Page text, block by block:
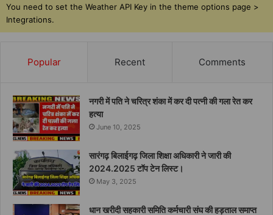
You need to set the Weather API Key in the theme options page >
Integrations.
Popular Recent Comments
नगरी में पति ने चरित्र शंका में कर दी पत्नी की गला रेत कर
हत्या
June 10, 2025
सारंगढ़ बिलाईगढ़ जिला शिक्षा अधिकारी ने जारी की
2024.2025 टॉप टेन लिस्ट।
May 3, 2025
धान खरीदी सहकारी समिति कर्मचारी संघ की हड़ताल समाप्त